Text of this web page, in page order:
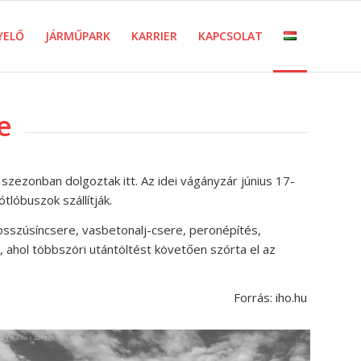
JÁRMŰPARK KARRIER KAPCSOLAT
dolgoztak itt. Az idei vágányzár június 17-
szállítják.
vasbetonalj-csere, peronépítés,
többszöri utántöltést követően szórta el az
Forrás: iho.hu